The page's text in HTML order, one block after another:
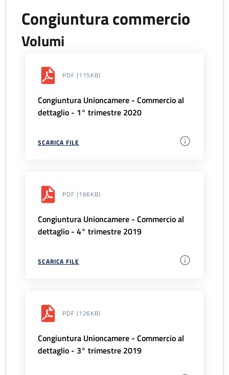
Congiuntura commercio
Volumi
PDF (115KB)
Congiuntura Unioncamere - Commercio al
dettaglio - 1° trimestre 2020
SCARICA FILE
PDF (166KB)
Congiuntura Unioncamere - Commercio al
dettaglio - 4° trimestre 2019
SCARICA FILE
PDF (126KB)
Congiuntura Unioncamere - Commercio al
dettaglio - 3° trimestre 2019